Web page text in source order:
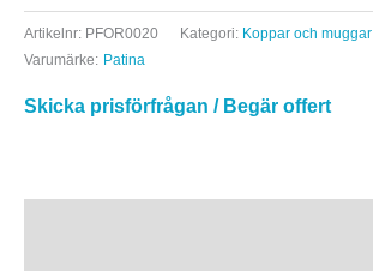
Artikelnr: PFOR0020 Kategori: Koppar och muggar
Varumärke: Patina
Skicka prisförfrågan / Begär offert